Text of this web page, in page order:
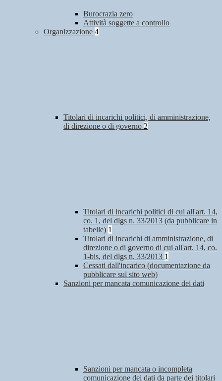
Burocrazia zero
Attività soggette a controllo
Organizzazione 4
Titolari di incarichi politici, di amministrazione,
di direzione o di governo 2
Titolari di incarichi politici di cui all'art. 14,
co. 1, del dlgs n. 33/2013 (da pubblicare in
tabelle) 1
Titolari di incarichi di amministrazione, di
direzione o di governo di cui all'art. 14, co.
1-bis, del dlgs n. 33/2013 1
Cessati dall'incarico (documentazione da
pubblicare sul sito web)
Sanzioni per mancata comunicazione dei dati
Sanzioni per mancata o incompleta
comunicazione dei dati da parte dei titolari